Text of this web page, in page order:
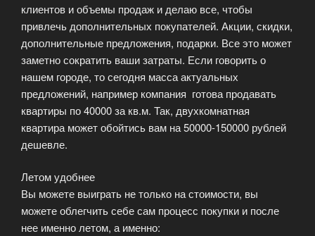
клиентов и объемы продаж и делаю все, чтобы
привлечь дополнительных покупателей. Акции, скидки,
дополнительные предложения, подарки. Все это может
заметно сократить ваши затраты. Если говорить о
нашем городе, то сегодня масса актуальных
предложений, например компания готова продавать
квартиры по 40000 за кв.м. Так, двухкомнатная
квартира может обойтись вам на 50000-150000 рублей
дешевле.
Летом удобнее
Вы можете выиграть не только на стоимости, вы
можете облегчить себе сам процесс покупки и после
нее именно летом, а именно: